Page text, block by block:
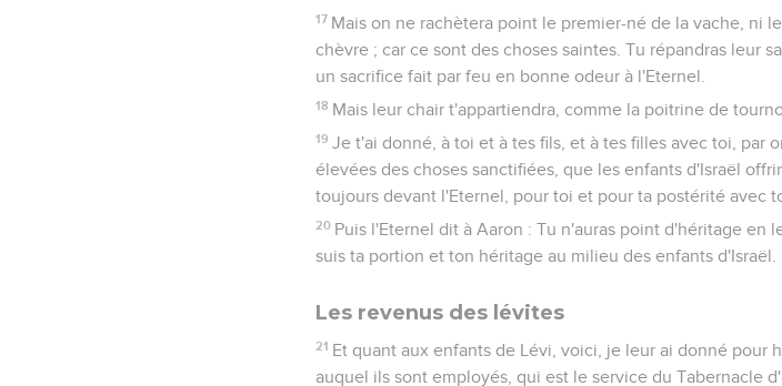
17 Mais on ne rachètera point le premier-né de la vache, ni
chèvre ; car ce sont des choses saintes. Tu répandras leur
un sacrifice fait par feu en bonne odeur à l'Eternel.
18 Mais leur chair t'appartiendra, comme la poitrine de
19 Je t'ai donné, à toi et à tes fils, et à tes filles avec toi, par
élevées des choses sanctifiées, que les enfants d'Israël
toujours devant l'Eternel, pour toi et pour ta postérité avec
20 Puis l'Eternel dit à Aaron : Tu n'auras point d'héritage en
suis ta portion et ton héritage au milieu des enfants d'Israël.
Les revenus des lévites
21 Et quant aux enfants de Lévi, voici, je leur ai donné pour
auquel ils sont employés, qui est le service du Tabernacle